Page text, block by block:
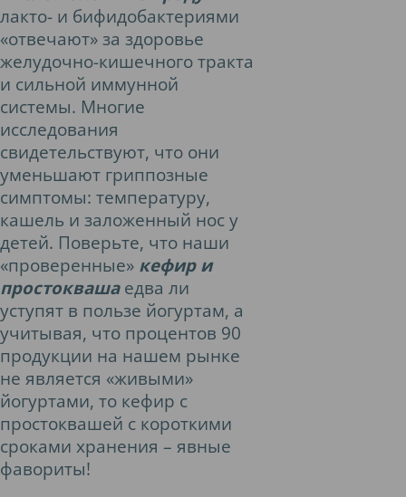
лакто- и бифидобактериями
«отвечают» за здоровье
желудочно-кишечного тракта
и сильной иммунной
системы. Многие
исследования
свидетельствуют, что они
уменьшают гриппозные
симптомы: температуру,
кашель и заложенный нос у
детей. Поверьте, что наши
«проверенные» кефир и
простоквашаедва ли
уступят в пользе йогуртам, а
учитывая, что процентов 90
продукции на нашем рынке
не является «живыми»
йогуртами, то кефир с
простоквашей с короткими
сроками хранения – явные
фавориты!